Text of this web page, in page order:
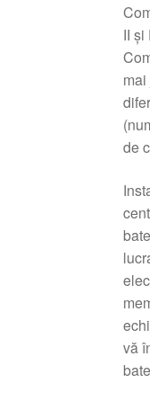
II și
de
vă